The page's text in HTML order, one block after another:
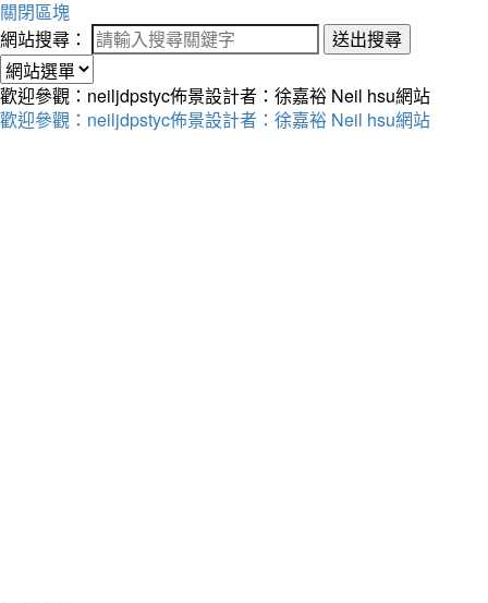
關閉區塊
網站搜尋：
送出搜尋
歡迎參觀：neiljdpstyc佈景設計者：徐嘉裕 Neil hsu網站
歡迎參觀：neiljdpstyc佈景設計者：徐嘉裕 Neil hsu網站